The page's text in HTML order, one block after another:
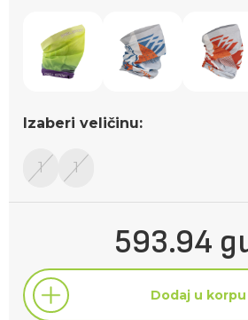
Izaberi veličinu:
1 1
593.94
Dodaj u korpu